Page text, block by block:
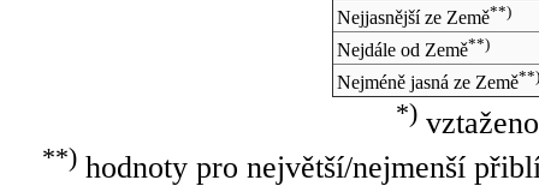
Nejjasnější ze Země**)
Nejdále od Země**)
Nejméně jasná ze Země**)
*)
**)hodnoty pro největší/nejmenší